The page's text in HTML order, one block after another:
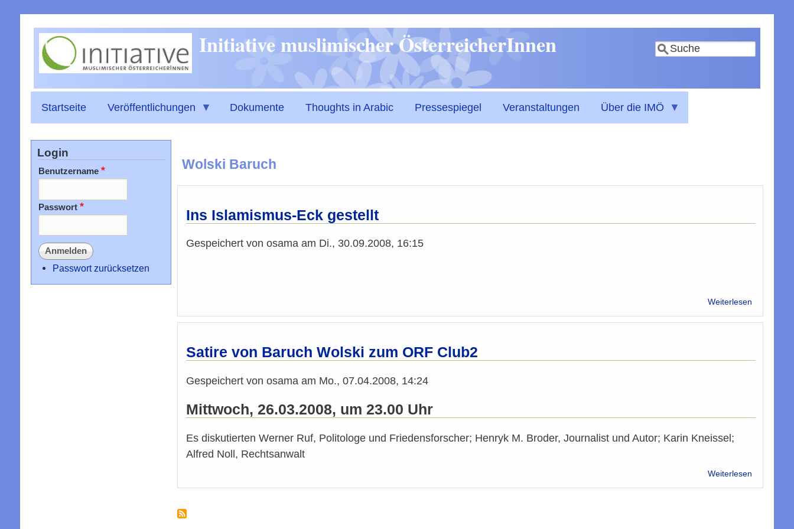
zum
Inhalt
Suche
Initiative muslimischer ÖsterreicherInnen
Startseite Veröffentlichungen Dokumente Thoughts in Arabic Pressespiegel Veranstaltungen Über die IMÖ
Wolski Baruch
Ins Islamismus-Eck gestellt
Gespeichert von osamaam Di., 30.09.2008, 16:15
Weiterlesen
Satire von Baruch Wolski zum ORF Club2
Gespeichert von osamaam Mo., 07.04.2008, 14:24
Mittwoch, 26.03.2008, um 23.00 Uhr
Es diskutierten Werner Ruf, Politologe und Friedensforscher; Henryk M. Broder, Journalist und Autor; Karin Kneissel;
Alfred Noll, Rechtsanwalt
Weiterlesen
Login
Benutzername
Passwort
Passwort zurücksetzen